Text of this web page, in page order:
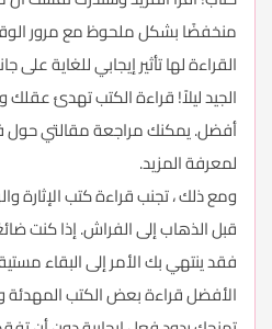
منخفضًا بشكل ملحوظ مع مرور
القراءة لها تأثير إيجابي للغاية على
الجيد ليلاً! قراءة الكتب تهدئ
أفضل. يمكنك مراجعة مقالتي حول
لمعرفة المزيد.
ومع ذلك ، تجنب قراءة كتب الإثارة
قبل الذهاب إلى الفراش. إذا كنت
فقد ينتهي بك الأمر إلى البقاء
الأفضل قراءة بعض الكتب المهدئة